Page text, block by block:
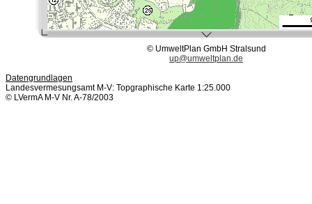
© UmweltPlan GmbH Stralsund
up@umweltplan.de
Datengrundlagen
Landesvermesungsamt M-V: Topgraphische Karte 1:25.000
© LVermA M-V Nr. A-78/2003